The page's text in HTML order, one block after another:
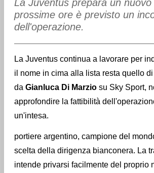
La Juventus prepara un
prossime ore è previsto un
dell'operazione.
La Juventus continua a lavorare per
il nome in cima alla lista resta quello di
da Gianluca Di Marzio su Sky Sport,
approfondire la fattibilità
un'intesa.
portiere argentino, campione del
scelta della dirigenza bianconera. La
intende privarsi facilmente del proprio